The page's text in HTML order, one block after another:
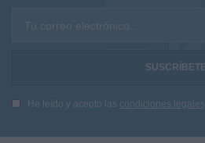
Tu correo electrónico...
He leído y acepto las condiciones legales